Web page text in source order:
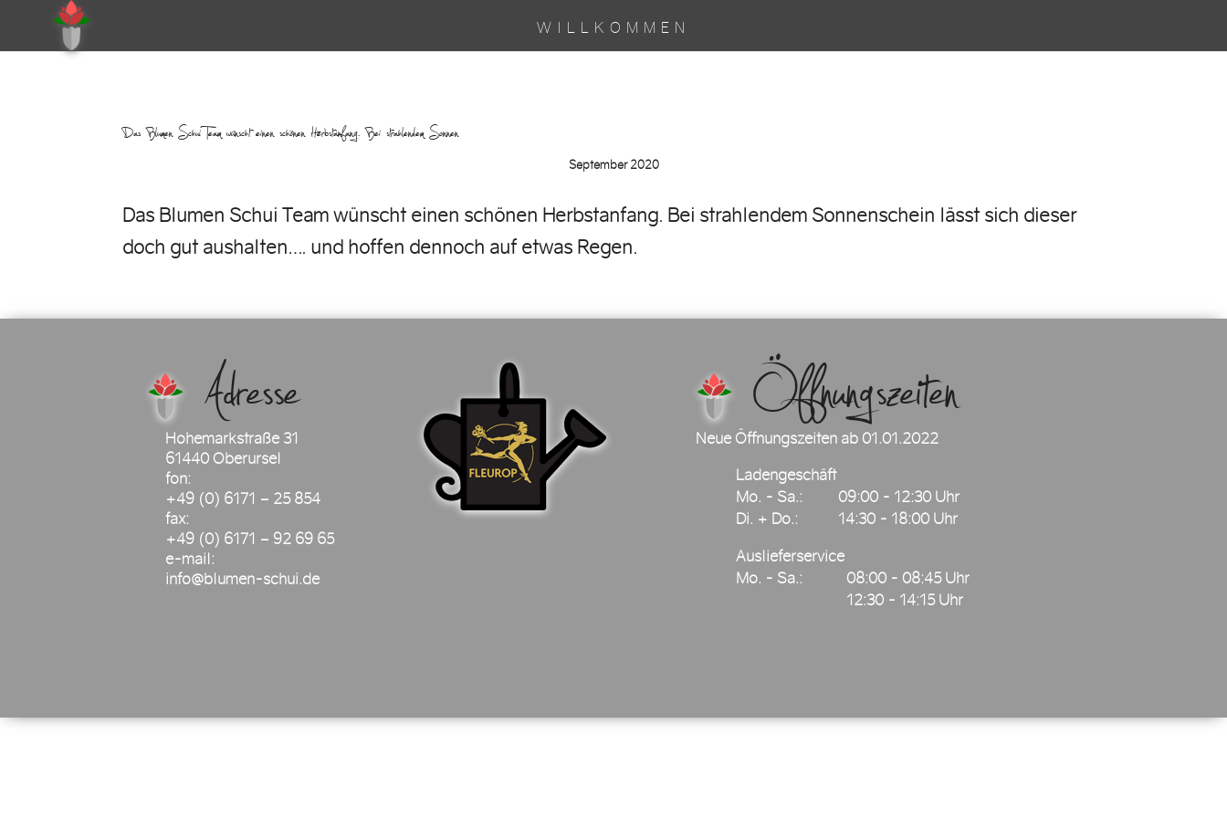
WILLKOMMEN
Das Blumen Schui Team wünscht einen schönen Herbstanfang. Bei strahlendem Sonnen…
September 2020
Das Blumen Schui Team wünscht einen schönen Herbstanfang. Bei strahlendem Sonnenschein lässt sich dieser
doch gut aushalten…. und hoffen dennoch auf etwas Regen.
Adresse
Hohemarkstraße 31
61440 Oberursel
fon:
+49 (0) 6171 – 25 854
fax:
+49 (0) 6171 – 92 69 65
e-mail:
info@blumen-schui.de
Öffnungszeiten
Neue Öffnungszeiten ab 01.01.2022
Ladengeschäft
Mo. - Sa.:
09:00 - 12:30 Uhr
Di. + Do.:
14:30 - 18:00 Uhr
Auslieferservice
Mo. - Sa.:
08:00 - 08:45 Uhr
12:30 - 14:15 Uhr